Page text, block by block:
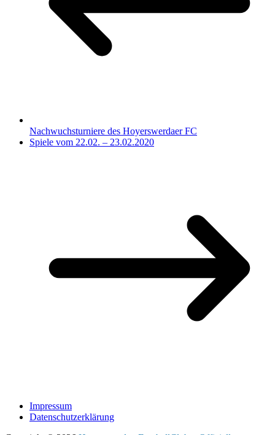
Nachwuchsturniere des Hoyerswerdaer FC
Spiele vom 22.02. – 23.02.2020
Impressum
Datenschutzerklärung